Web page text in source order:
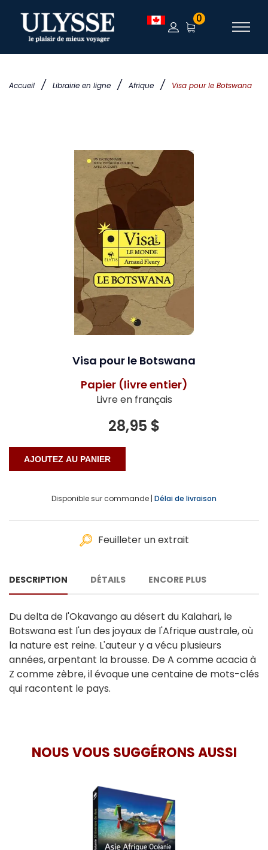
Accueil / Librairie en ligne / Afrique / Visa pour le Botswana
0
Visa pour le Botswana
Papier (livre entier)
Livre en français
28,95 $
Disponible sur commande | Délai de livraison
Feuilleter un extrait
DESCRIPTION DÉTAILS ENCORE PLUS
Du delta de l'Okavango au désert du Kalahari, le
Botswana est l'un des joyaux de l'Afrique australe, où
la nature est reine. L'auteur y a vécu plusieurs
années, arpentant la brousse. De A comme acacia à
Z comme zèbre, il évoque une centaine de mots-clés
qui racontent le pays.
NOUS VOUS SUGGÉRONS AUSSI